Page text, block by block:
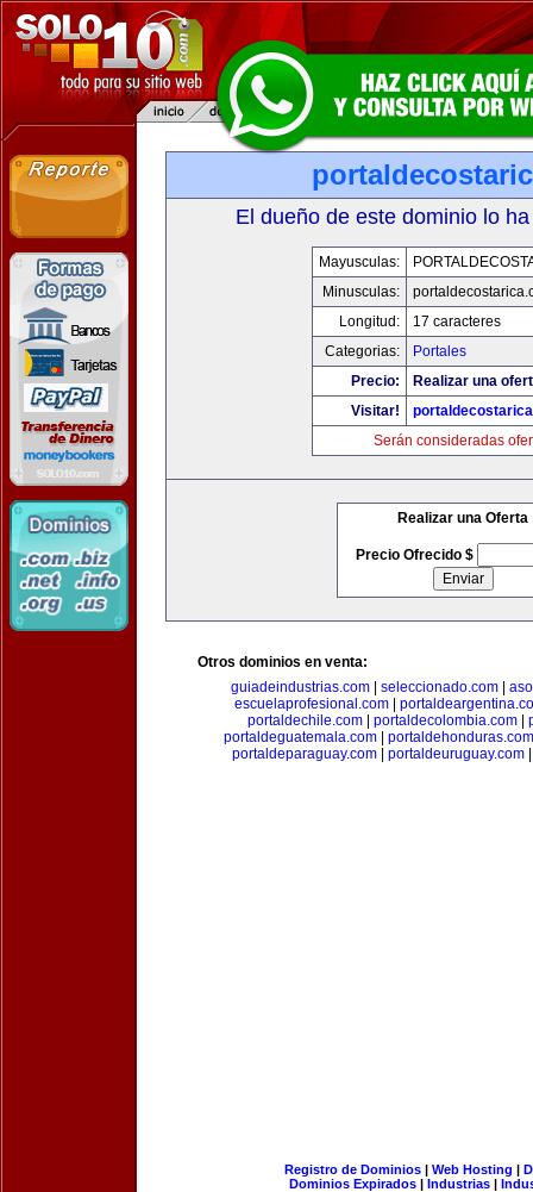
El dueño de este dominio lo
Mayusculas:
Minusculas:
Longitud:
17 caracteres
Categorias:
Portales
Precio:
Realizar una
Visitar!
Serán consideradas
Realizar una Oferta
Precio Ofrecido $
Otros dominios en venta:
guiadeindustrias.com
seleccionado.com
escuelaprofesional.com
portaldechile.com
portaldecolombia.com
portaldeguatemala.com
portaldehonduras.com
portaldeparaguay.com| portaldeuruguay.com
Registro de Dominios| Web Hosting |
Dominios Expirados | Industrias |